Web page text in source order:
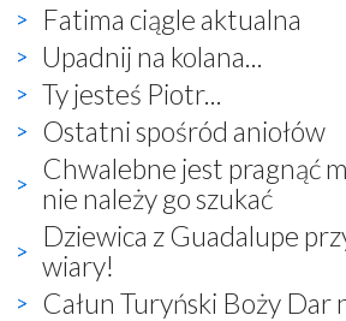
Fatima ciągle aktualna
Upadnij na kolana...
Ty jesteś Piotr...
Ostatni spośród aniołów
Chwalebne jest pragnąć
nie należy go szukać
Dziewica z Guadalupe
wiary!
Całun Turyński Boży Dar